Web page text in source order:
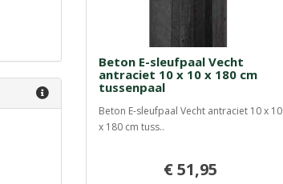
Beton E-sleufpaal Vecht
antraciet 10 x 10 x 180 cm
tussenpaal
Beton E-sleufpaal Vecht antraciet 10 x 10
x 180 cm tuss..
€ 51,95